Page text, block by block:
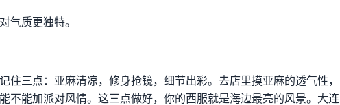
气质更独特。
住三点：亚麻清凉，修身抢镜，细节出彩。去店里摸亚麻的透气性，
不能加派对风情。这三点做好，你的西服就是海边最亮的风景。大连